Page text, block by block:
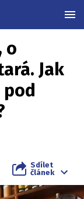
o
Jak
pod
Sdílet
článek